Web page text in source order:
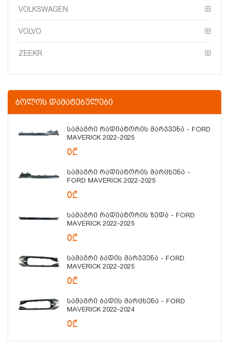
VOLKSWAGEN
VOLVO
ZEEKR
ᲑᲝᲚᲝᲡ ᲓᲐᲛᲐᲢᲔᲑᲣᲚᲔᲑᲘ
Სამაგრი Რადიატორის Მარჯვენა - FORD
MAVERICK 2022-2025
0₾
Სამაგრი Რადიატორის Მარცხენა -
FORD MAVERICK 2022-2025
0₾
Სამაგრი Რადიატორის Ზედა - FORD
MAVERICK 2022-2025
0₾
Სამაგრი Ბადის Მარჯვენა - FORD
MAVERICK 2022-2025
0₾
Სამაგრი Ბადის Მარცხენა - FORD
MAVERICK 2022-2024
0₾